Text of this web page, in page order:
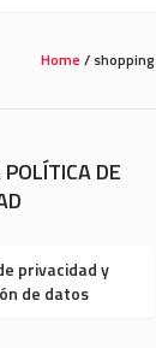
Home/ shopping
DE
privacidad y
de datos